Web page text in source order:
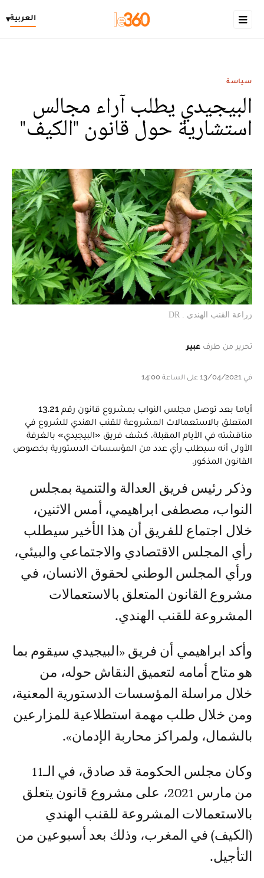
العربية▾
سياسة
البيجيدي يطلب آراء مجالس
استشارية حول قانون "الكيف"
زراعة القنب الهندي . DR
تحرير من طرف عبير
في 13/04/2021 على الساعة 14:00
أياما بعد توصل مجلس النواب بمشروع قانون رقم 13.21
المتعلق بالاستعمالات المشروعة للقنب الهندي للشروع في
مناقشته في الأيام المقبلة، كشف فريق «البيجيدي» بالغرفة
الأولى أنه سيطلب رأي عدد من المؤسسات الدستورية بخصوص
القانون المذكور.
وذكر رئيس فريق العدالة والتنمية بمجلس
النواب، مصطفى ابراهيمي، أمس الاثنين،
خلال اجتماع للفريق أن هذا الأخير سيطلب
رأي المجلس الاقتصادي والاجتماعي والبيئي،
ورأي المجلس الوطني لحقوق الانسان، في
مشروع القانون المتعلق بالاستعمالات
المشروعة للقنب الهندي.
وأكد ابراهيمي أن فريق «البيجيدي سيقوم بما
هو متاح أمامه لتعميق النقاش حوله، من
خلال مراسلة المؤسسات الدستورية المعنية،
ومن خلال طلب مهمة استطلاعية للمزارعين
بالشمال، ولمراكز محاربة الإدمان».
وكان مجلس الحكومة قد صادق، في الـ11
من مارس 2021، على مشروع قانون يتعلق
بالاستعمالات المشروعة للقنب الهندي
(الكيف) في المغرب، وذلك بعد أسبوعين من
التأجيل.